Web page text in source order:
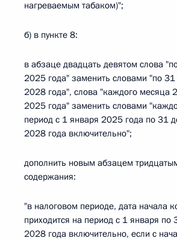
нагреваемым табаком)";
б) в пункте 8:
в абзаце двадцать девятом слова
2025 года" заменить словами "по 31
2028 года", слова "каждого месяца
2025 года" заменить словами
период с 1 января 2025 года по 31
2028 года включительно";
дополнить новым абзацем
содержания:
"в налоговом периоде, дата начала
приходится на период с 1 января по
2028 года включительно, если с